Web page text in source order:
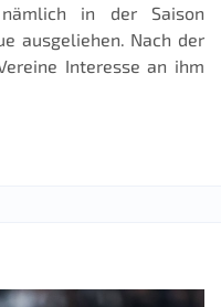
in der Saison
ausgeliehen. Nach der
Interesse an ihm